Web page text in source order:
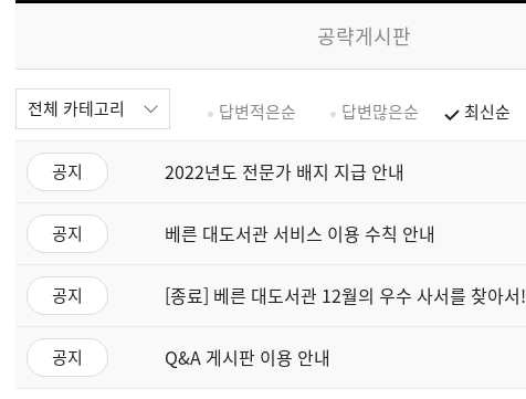
공략게시판
전체 카테고리 답변적은순 답변많은순 최신순
공지 2022년도 전문가 배지 지급 안내
공지 베른 대도서관 서비스 이용 수칙 안내
공지 [종료] 베른 대도서관 12월의 우수 사서를 찾아서!
공지 Q&A 게시판 이용 안내